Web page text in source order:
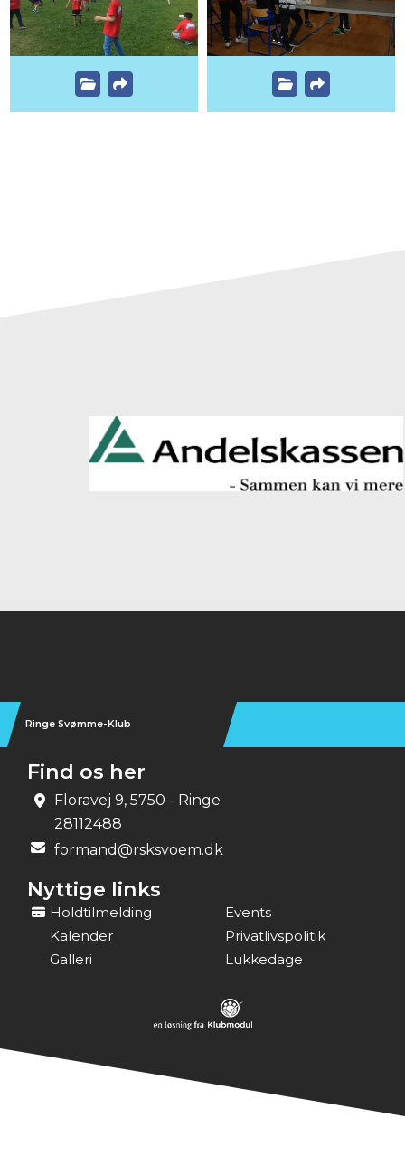
Ringe Svømme-Klub
Find os her
Floravej 9, 5750 - Ringe
28112488
formand@rsksvoem.dk
Nyttige links
Holdtilmelding
Events
Kalender
Privatlivspolitik
Galleri
Lukkedage